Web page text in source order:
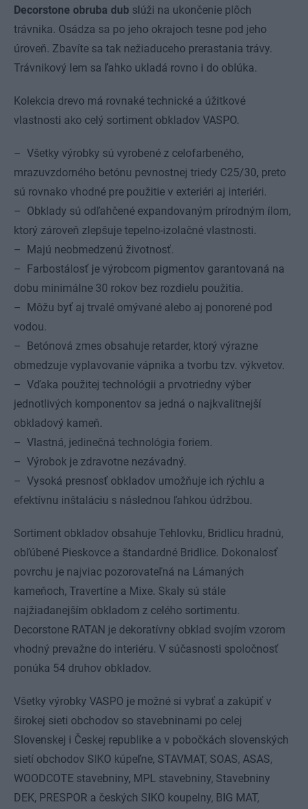
Decorstone obruba dub slúži na ukončenie plôch
trávnika. Osádza sa po jeho okrajoch tesne pod jeho
úroveň. Zbavíte sa tak nežiaduceho prerastania trávy.
Trávnikový lem sa ľahko ukladá rovno i do oblúka.
Kolekcia drevo má rovnaké technické a úžitkové
vlastnosti ako celý sortiment obkladov VASPO.
– Všetky výrobky sú vyrobené z celofarbeného,
mrazuvzdorného betónu pevnostnej triedy C25/30, preto
sú rovnako vhodné pre použitie v exteriéri aj interiéri.
– Obklady sú odľahčené expandovaným prírodným ílom,
ktorý zároveň zlepšuje tepelno-izolačné vlastnosti.
– Majú neobmedzenú životnosť.
– Farbostálosť je výrobcom pigmentov garantovaná na
dobu minimálne 30 rokov bez rozdielu použitia.
– Môžu byť aj trvalé omývané alebo aj ponorené pod
vodou.
– Betónová zmes obsahuje retarder, ktorý výrazne
obmedzuje vyplavovanie vápnika a tvorbu tzv. výkvetov.
– Vďaka použitej technológii a prvotriedny výber
jednotlivých komponentov sa jedná o najkvalitnejší
obkladový kameň.
– Vlastná, jedinečná technológia foriem.
– Výrobok je zdravotne nezávadný.
– Vysoká presnosť obkladov umožňuje ich rýchlu a
efektívnu inštaláciu s následnou ľahkou údržbou.
Sortiment obkladov obsahuje Tehlovku, Bridlicu hradnú,
obľúbené Pieskovce a štandardné Bridlice. Dokonalosť
povrchu je najviac pozorovateľná na Lámaných
kameňoch, Travertíne a Mixe. Skaly sú stále
najžiadanejším obkladom z celého sortimentu.
Decorstone RATAN je dekoratívny obklad svojím vzorom
vhodný prevažne do interiéru. V súčasnosti spoločnosť
ponúka 54 druhov obkladov.
Všetky výrobky VASPO je možné si vybrať a zakúpiť v
širokej sieti obchodov so stavebninami po celej
Slovenskej i Českej republike a v pobočkách slovenských
sietí obchodov SIKO kúpeľne, STAVMAT, SOAS, ASAS,
WOODCOTE stavebniny, MPL stavebniny, Stavebniny
DEK, PRESPOR a českých SIKO koupelny, BIG MAT,